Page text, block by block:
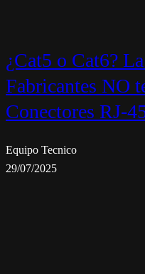
¿Cat5 o Cat6?
Fabricantes NO
Conectores RJ-
Equipo Tecnico
29/07/2025